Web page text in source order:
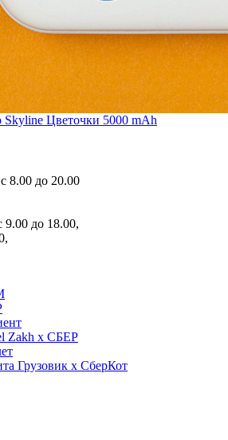
Цветочки 5000 mAh
8.00 до 20.00
9.00 до 18.00,
Zakh x СБЕР
Грузовик х СберКот